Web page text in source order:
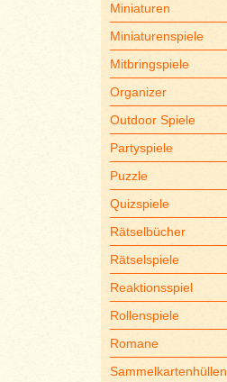
Miniaturen
Miniaturenspiele
Mitbringspiele
Organizer
Outdoor Spiele
Partyspiele
Puzzle
Quizspiele
Rätselbücher
Rätselspiele
Reaktionsspiel
Rollenspiele
Romane
Sammelkartenhüllen